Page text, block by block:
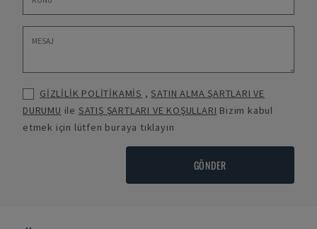
GİZLİLİK POLİTİKAMİS ,SATIN ALMA ŞARTLARI VE
DURUMU ile SATIŞ ŞARTLARI VE KOŞULLARI Bizim kabul
etmek için lütfen buraya tıklayın
GÖNDER